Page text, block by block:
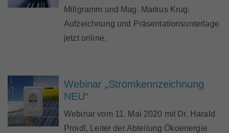
Millgramm und Mag. Markus Krug.
Aufzeichnung und Präsentationsunterlage
jetzt online.
Webinar „Stromkennzeichnung
NEU“
Webinar vom 11. Mai 2020 mit Dr. Harald
Proidl, Leiter der Abteilung Ökoenergie